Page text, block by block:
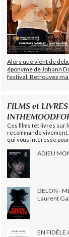
Alors que vient de
éponyme de Johann
festival. Retrouvez
FILMS et
Ces films (et livres sur
recommande
qui vous intéresse
ADIEU
DELON -
Laurent
EN